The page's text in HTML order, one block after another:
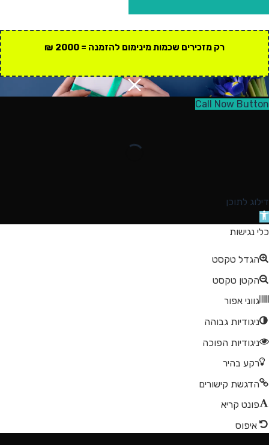
רק מזכירים שכמות מינימום להזמנה = 2000 ₪
Call Now Button
דילוג לתוכן
פתח
סרגל
כלי נגישות
הגדל טקסט
הקטן טקסט
גווני אפור
ניגודיות גבוהה
ניגודיות הפוכה
רקע בהיר
הדגשת קישורים
פונט קריא
איפוס